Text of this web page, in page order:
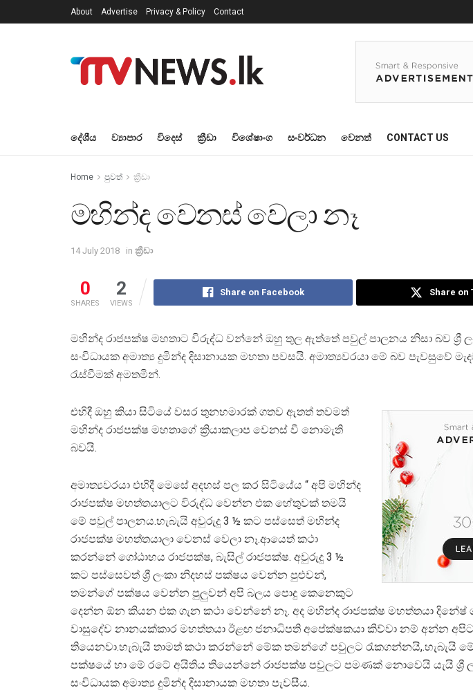
About Advertise Privacy & Policy Contact
දේශීය ව්‍යාපාර විදෙස් ක්‍රීඩා විශේෂාංග සංවර්ධන වෙනත් CONTACT US
Home පුවත් ක්‍රීඩා
මහින්ද වෙනස් වෙලා නෑ
14 July 2018 in ක්‍රීඩා
0
SHARES
2
VIEWS
Share on Facebook Share on
මහින්ද රාජපක්ෂ මහතාට විරුද්ධ වන්නේ ඔහු තුල ඇත්තේ පවුල් පාලනය නිසා බව ශ්‍රී
සංවිධායක අමාත්‍ය දුමින්ද දිසානායක මහතා පවසයි. අමාත්‍යවරයා මේ බව පැවසුවේ
රැස්වීමක් අමතමින්.
එහිදී ඔහු කියා සිටියේ වසර තුනහමාරක් ගතව ඇතත් තවමත්
මහින්ද රාජපක්ෂ මහතාගේ ක්‍රියාකලාප වෙනස් වී නොමැති
බවයි.
අමාත්‍යවරයා එහිදී මෙසේ අදහස් පල කර සිටියේය “ අපි මහින්ද
රාජපක්ෂ මහත්තයාලට විරුද්ධ වෙන්න එක හේතුවක් තමයි
මේ පවුල් පාලනය.හැබැයි අවුරුදු 3 ½ කට පස්සෙත් මහින්ද
රාජපක්ෂ මහත්තයාලා වෙනස් වෙලා නෑ.ආයෙත් කථා
කරන්නේ ගෝඨාභය රාජපක්ෂ, බැසිල් රාජපක්ෂ. අවුරුදු 3 ½
කට පස්සෙවත් ශ්‍රී ලංකා නිදහස් පක්ෂය වෙන්න පුළුවන්,
තමන්ගේ පක්ෂය වෙන්න පුලුවන් අපි බලය පොදු කෙනෙකුට
දෙන්න ඕන කියන එක ගැන කථා වෙන්නේ නෑ. අද මහින්ද රාජපක්ෂ මහත්තයා
වාසුදේව නානයක්කාර මහත්තයා ඊළඟ ජනාධිපති අපේක්ෂකයා කිව්වා නම් අන්න
තියෙනවා.හැබැයි තාමත් කථා කරන්නේ මේක තමන්ගේ පවුලට රැකගන්නයි,.හැබැයි මේ
පක්ෂයේ හා මේ රටේ අයිතිය තියෙන්නේ රාජපක්ෂ පවුලට පමණක් නොවෙයි යැයි ශ්‍රී
සංවිධායක අමාත්‍ය දුමින්ද දිසානායක මහතා පැවසීය.